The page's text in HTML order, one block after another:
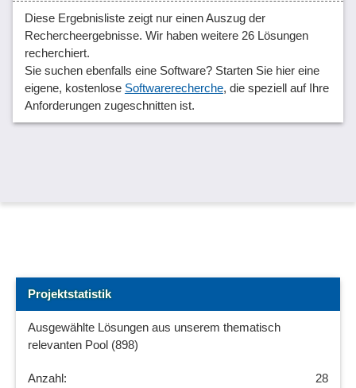
Diese Ergebnisliste zeigt nur einen Auszug der
Rechercheergebnisse. Wir haben weitere 26 Lösungen
recherchiert.
Sie suchen ebenfalls eine Software? Starten Sie hier eine
eigene, kostenlose Softwarerecherche, die speziell auf Ihre
Anforderungen zugeschnitten ist.
Projektstatistik
Ausgewählte Lösungen aus unserem thematisch
relevanten Pool (898)
28